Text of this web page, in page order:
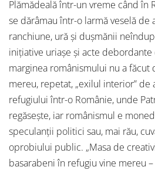
Plămădeală într-un vreme când în
se dărâmau într-o larmă veselă de
ranchiune, ură și dușmănii
inițiative uriașe și acte
marginea românismului nu a făcut
mereu, repetat, „exilul interior” de
refugiului într-o Românie, unde
regăsește, iar românismul e
speculanții politici sau, mai rău,
oprobiului public. „Masa de
basarabeni în refugiu vine mereu